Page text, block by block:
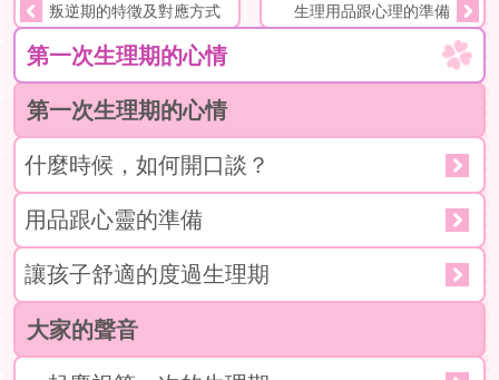
叛逆期的特徵及對應方式 生理用品跟心理的準備
第一次生理期的心情
第一次生理期的心情
什麼時候，如何開口談？
用品跟心靈的準備
讓孩子舒適的度過生理期
大家的聲音